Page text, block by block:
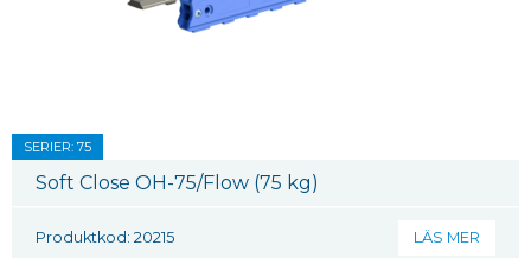
SERIER: 75
Soft Close OH-75/Flow (75 kg)
Produktkod: 20215 LÄS MER